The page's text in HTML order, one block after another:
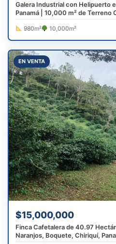
Galera Industrial con Helipuerto
Panamá | 10,000 m² de Terreno
980m² 10,000m²
EN VENTA
$15,000,000
Finca Cafetalera de 40.97
Naranjos, Boquete, Chiriquí,